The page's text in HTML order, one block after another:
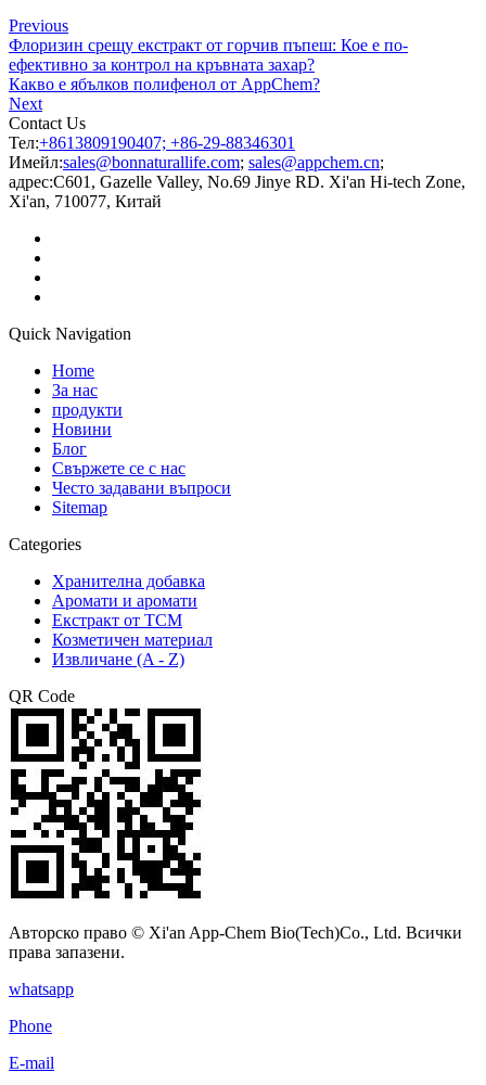
Previous
Флоризин срещу екстракт от горчив пъпеш: Кое е по-
ефективно за контрол на кръвната захар?
Какво е ябълков полифенол от AppChem?
Next
Contact Us
Тел:+8613809190407; +86-29-88346301
Имейл:sales@bonnaturallife.com; sales@appchem.cn;
адрес:C601, Gazelle Valley, No.69 Jinye RD. Xi'an Hi-tech Zone,
Xi'an, 710077, Китай
Quick Navigation
Home
За нас
продукти
Новини
Блог
Свържете се с нас
Често задавани въпроси
Sitemap
Categories
Хранителна добавка
Аромати и аромати
Екстракт от TCM
Козметичен материал
Извличане (A - Z)
QR Code
Авторско право © Xi'an App-Chem Bio(Tech)Co., Ltd. Всички
права запазени.
whatsapp
Phone
E-mail